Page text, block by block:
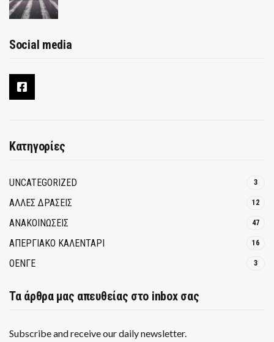
Social media
Κατηγορίες
UNCATEGORIZED 3
ΑΛΛΕΣ ΔΡΑΣΕΙΣ 12
ΑΝΑΚΟΙΝΩΣΕΙΣ 47
ΑΠΕΡΓΙΑΚΟ ΚΑΛΕΝΤΑΡΙ 16
ΟΕΝΓΕ 3
Τα άρθρα μας απευθείας στο inbox σας
Subscribe and receive our daily newsletter.